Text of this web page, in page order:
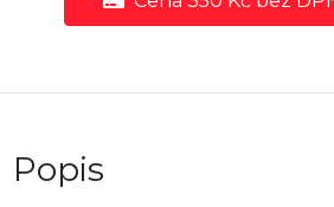
Popis